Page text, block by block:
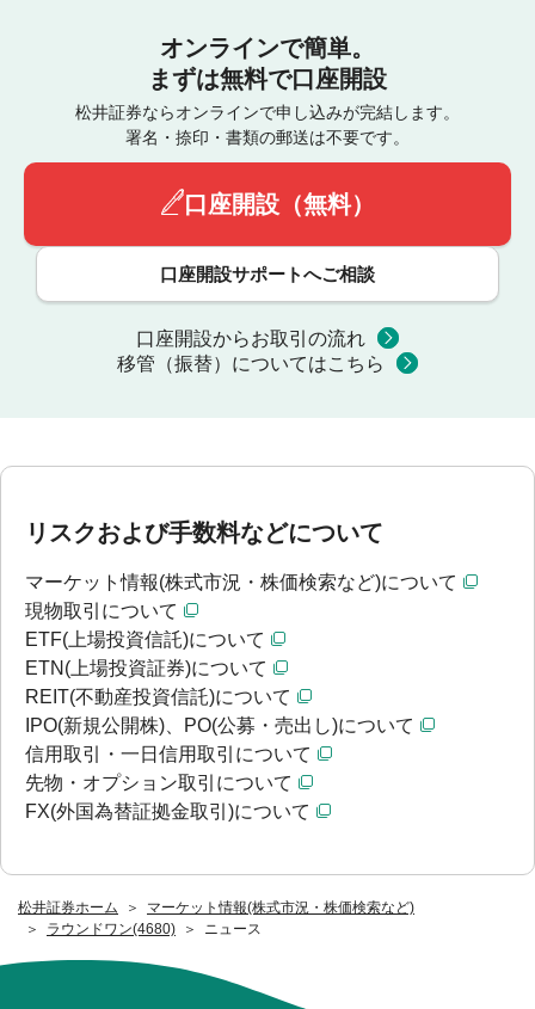
松井証券ホーム
マーケット情報(株式市況・株価検索など)
ラウンドワン(4680)
ニュース
オンラインで簡単。
まずは無料で口座開設
松井証券ならオンラインで申し込みが完結します。
署名・捺印・書類の郵送は不要です。
口座開設（無料）
口座開設サポートへご相談
口座開設からお取引の流れ
移管（振替）についてはこちら
リスクおよび手数料などについて
マーケット情報(株式市況・株価検索など)について
現物取引について
ETF(上場投資信託)について
ETN(上場投資証券)について
REIT(不動産投資信託)について
IPO(新規公開株)、PO(公募・売出し)について
信用取引・一日信用取引について
先物・オプション取引について
FX(外国為替証拠金取引)について